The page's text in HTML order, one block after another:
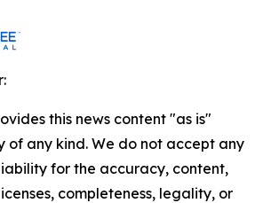
this news content "as is"
of any kind. We do not accept any
for the accuracy, content,
completeness, legality, or